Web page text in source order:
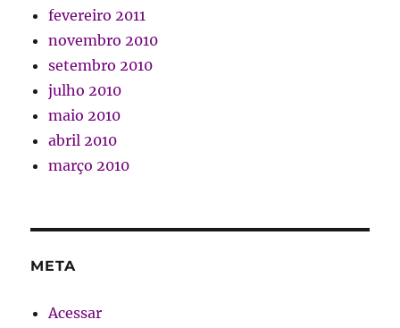
fevereiro 2011
novembro 2010
setembro 2010
julho 2010
maio 2010
abril 2010
março 2010
META
Acessar